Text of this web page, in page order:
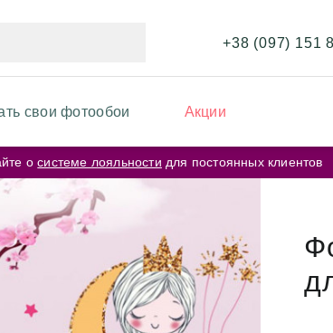
+38 (097) 151
стена
ФОТООБОИ ПО ЦВЕТУ
Бежевые фотообои
Серые фотообои
Розовые фотообои
свои фотообои Акции
осистеме лояльности для постоянных клиентов